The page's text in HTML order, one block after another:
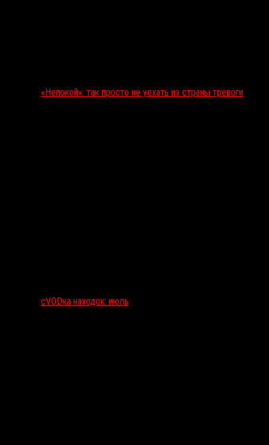
«Непокой»: так просто не уехать из страны тревоги
сVODка находок: июль